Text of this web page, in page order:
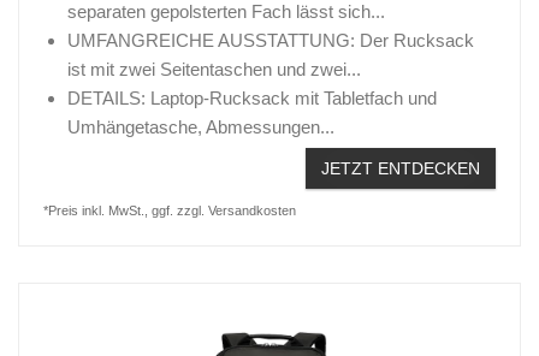
separaten gepolsterten Fach lässt sich...
UMFANGREICHE AUSSTATTUNG: Der Rucksack
ist mit zwei Seitentaschen und zwei...
DETAILS: Laptop-Rucksack mit Tabletfach und
Umhängetasche, Abmessungen...
JETZT ENTDECKEN
*Preis inkl. MwSt., ggf. zzgl. Versandkosten